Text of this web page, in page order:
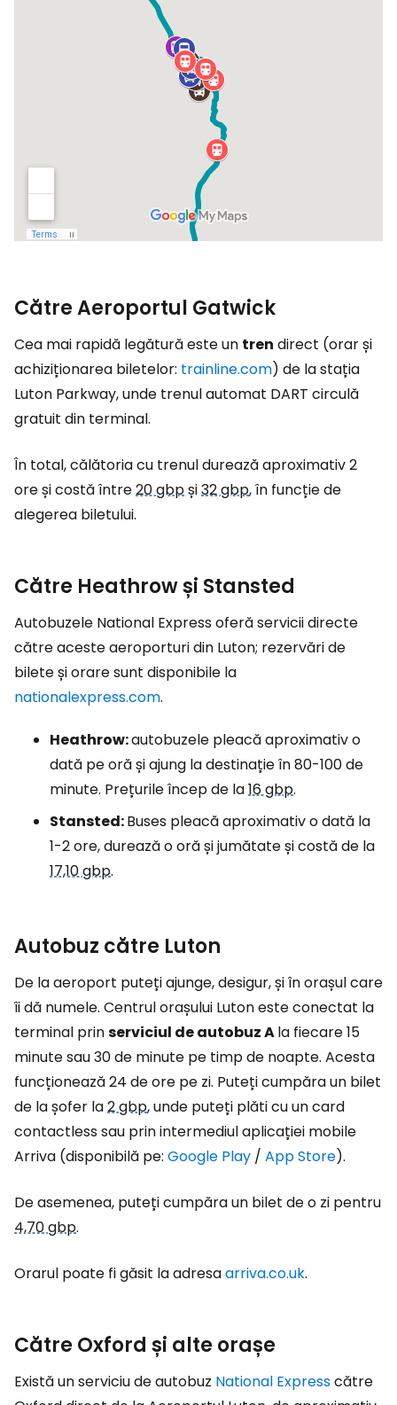
Către Aeroportul Gatwick
Cea mai rapidă legătură este un tren direct (orar și
achiziționarea biletelor: trainline.com) de la stația
Luton Parkway, unde trenul automat DART circulă
gratuit din terminal.
În total, călătoria cu trenul durează aproximativ 2
ore și costă între20 gbpși32 gbp, în funcție de
alegerea biletului.
Către Heathrow și Stansted
Autobuzele National Express oferă servicii directe
către aceste aeroporturi din Luton; rezervări de
bilete și orare sunt disponibile la
nationalexpress.com.
Heathrow:autobuzele pleacă aproximativ o
dată pe oră și ajung la destinație în 80-100 de
minute. Prețurile încep de la16 gbp.
Stansted:Buses pleacă aproximativ o dată la
1-2 ore, durează o oră și jumătate și costă de la
17,10 gbp.
Autobuz către Luton
De la aeroport puteți ajunge, desigur, și în orașul care
îi dă numele. Centrul orașului Luton este conectat la
terminal prinserviciul de autobuz Ala fiecare 15
minute sau 30 de minute pe timp de noapte. Acesta
funcționează 24 de ore pe zi. Puteți cumpăra un bilet
de la șofer la2 gbp, unde puteți plăti cu un card
contactless sau prin intermediul aplicației mobile
Arriva (disponibilă pe: Google Play / App Store).
De asemenea, puteți cumpăra un bilet de o zi pentru
4,70 gbp.
Orarul poate fi găsit la adresaarriva.co.uk.
Către Oxford și alte orașe
Există un serviciu de autobuz National Expresscătre